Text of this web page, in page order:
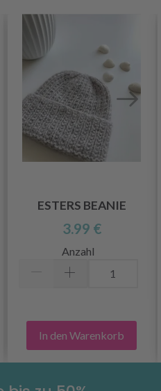
ESTERS BEANIE
3.99 €
Anzahl
In den Warenkorb